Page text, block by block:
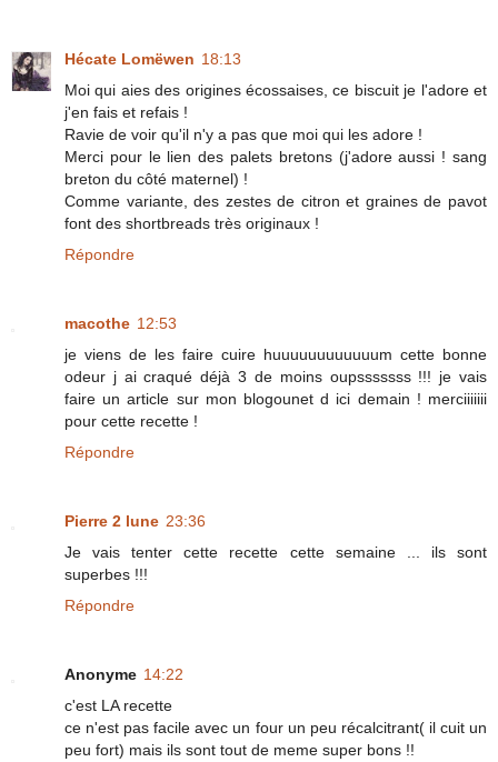
Hécate Lomëwen 18:13
Moi qui aies des origines écossaises, ce biscuit je l'adore et
j'en fais et refais !
Ravie de voir qu'il n'y a pas que moi qui les adore !
Merci pour le lien des palets bretons (j'adore aussi ! sang
breton du côté maternel) !
Comme variante, des zestes de citron et graines de pavot
font des shortbreads très originaux !
Répondre
macothe 12:53
je viens de les faire cuire huuuuuuuuuuuum cette bonne
odeur j ai craqué déjà 3 de moins oupsssssss !!! je vais
faire un article sur mon blogounet d ici demain ! merciiiiiii
pour cette recette !
Répondre
Pierre 2 lune 23:36
Je vais tenter cette recette cette semaine ... ils sont
superbes !!!
Répondre
Anonyme 14:22
c'est LA recette
ce n'est pas facile avec un four un peu récalcitrant( il cuit un
peu fort) mais ils sont tout de meme super bons !!